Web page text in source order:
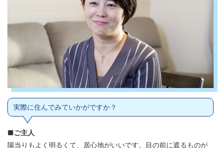
実際に住んでみていかがですか？
■ご主人
陽当りもよく明るくて、居心地がいいです。目の前に遮るものが